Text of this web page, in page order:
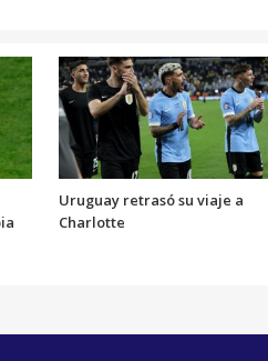
Uruguay retrasó su viaje a
Charlotte